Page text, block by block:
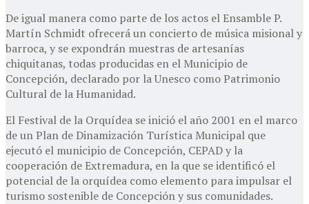
De igual manera como parte de los actos el Ensamble P.
Martín Schmidt ofrecerá un concierto de música misional y
barroca, y se expondrán muestras de artesanías
chiquitanas, todas producidas en el Municipio de
Concepción, declarado por la Unesco como Patrimonio
Cultural de la Humanidad.
El Festival de la Orquídea se inició el año 2001 en el marco
de un Plan de Dinamización Turística Municipal que
ejecutó el municipio de Concepción, CEPAD y la
cooperación de Extremadura, en la que se identificó el
potencial de la orquídea como elemento para impulsar el
turismo sostenible de Concepción y sus comunidades.